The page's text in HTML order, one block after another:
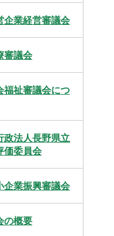
企業経営審議会
審議会
福祉審議会につ
政法人長野県立
価委員会
企業振興審議会
の概要